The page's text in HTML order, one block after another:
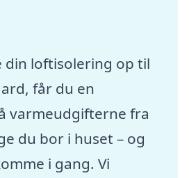
din loftisolering op til
får du en
varmeudgifterne fra
du bor i huset – og
i gang. Vi